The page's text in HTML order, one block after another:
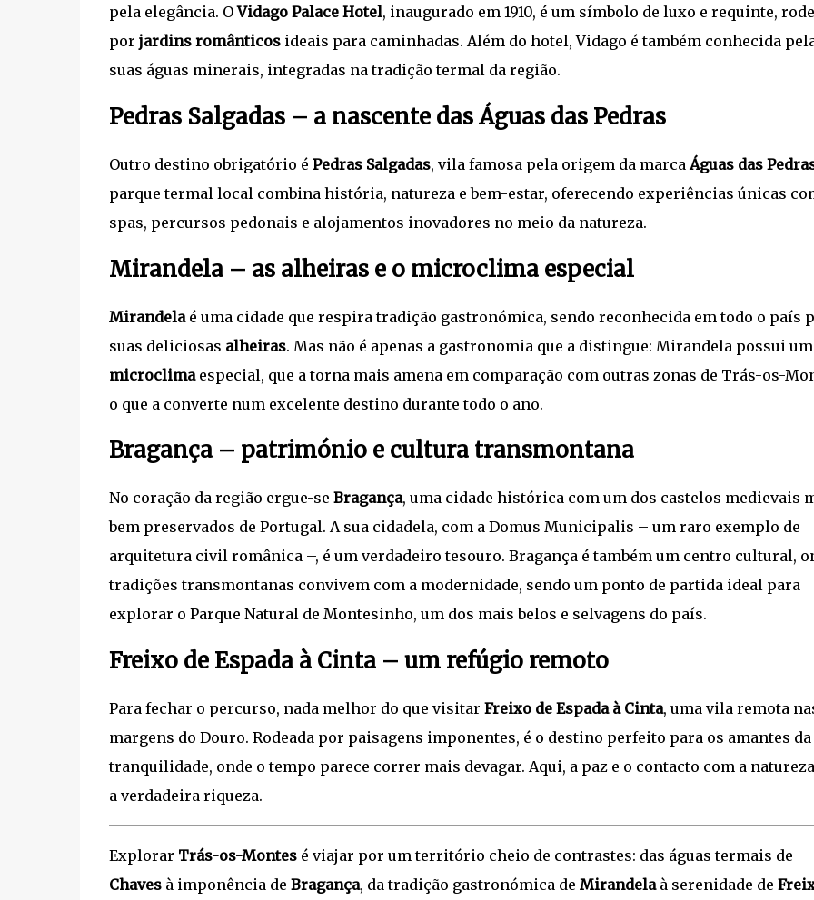
pela elegância. OVidago Palace Hotel, inaugurado em 1910, é um símbolo de luxo e requinte,
por jardins românticosideais para caminhadas. Além do hotel, Vidago é também conhecida
suas águas minerais, integradas na tradição termal da região.
Pedras Salgadas – a nascente das Águas das Pedras
Outro destino obrigatório é Pedras Salgadas, vila famosa pela origem da marca Águas das
parque termal local combina história, natureza e bem-estar, oferecendo experiências únicas
spas, percursos pedonais e alojamentos inovadores no meio da natureza.
Mirandela – as alheiras e o microclima especial
Mirandelaé uma cidade que respira tradição gastronómica, sendo reconhecida em todo o país
suas deliciosas alheiras. Mas não é apenas a gastronomia que a distingue: Mirandela possui um
microclimaespecial, que a torna mais amena em comparação com outras zonas de Trás-os-
o que a converte num excelente destino durante todo o ano.
Bragança – património e cultura transmontana
No coração da região ergue-se Bragança, uma cidade histórica com um dos castelos medievais
bem preservados de Portugal. A sua cidadela, com a Domus Municipalis – um raro exemplo de
arquitetura civil românica –, é um verdadeiro tesouro. Bragança é também um centro cultural,
tradições transmontanas convivem com a modernidade, sendo um ponto de partida ideal para
explorar o Parque Natural de Montesinho, um dos mais belos e selvagens do país.
Freixo de Espada à Cinta – um refúgio remoto
Para fechar o percurso, nada melhor do que visitar Freixo de Espada à Cinta, uma vila remota
margens do Douro. Rodeada por paisagens imponentes, é o destino perfeito para os amantes da
tranquilidade, onde o tempo parece correr mais devagar. Aqui, a paz e o contacto com a
a verdadeira riqueza.
Explorar Trás-os-Montesé viajar por um território cheio de contrastes: das águas termais de
Chavesà imponência de Bragança, da tradição gastronómica de Mirandelaà serenidade de